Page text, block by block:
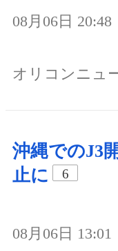
08月06日 20:48
オリコンニュ
沖縄でのJ3
止に
6
08月06日 13:01